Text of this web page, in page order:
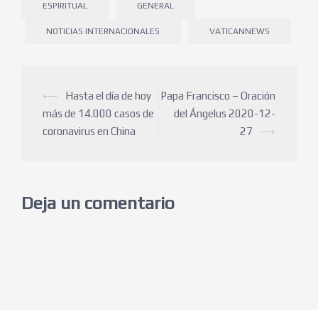
ESPIRITUAL GENERAL
NOTICIAS INTERNACIONALES VATICANNEWS
⟵
Hasta el día de hoy
más de 14.000 casos de
coronavirus en China
Papa Francisco – Oración
del Ángelus 2020-12-
27
⟶
Deja un comentario